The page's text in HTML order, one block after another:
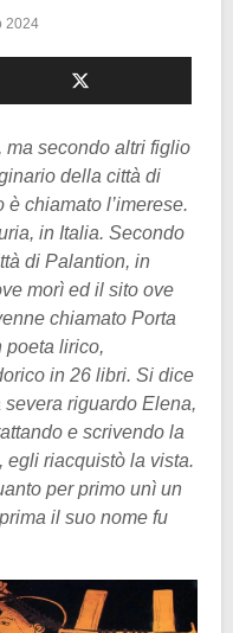
2024
ma secondo altri figlio
della città di
chiamato l’imerese.
in Italia. Secondo
di Palantion, in
morì ed il sito ove
chiamato Porta
lirico,
in 26 libri. Si dice
riguardo Elena,
e scrivendo la
egli riacquistò la vista.
per primo unì un
il suo nome fu